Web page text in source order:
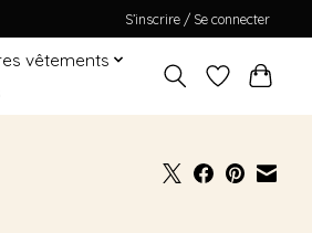
S’inscrire / Se connecter
vêtements